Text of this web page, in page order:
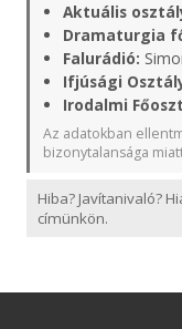
Aktuális
Dramaturgia
Falurádió:
Ifjúsági
Irodalmi
Az adatokban
bizonytalansága
Hiba? Javítanivaló?
címünkön.